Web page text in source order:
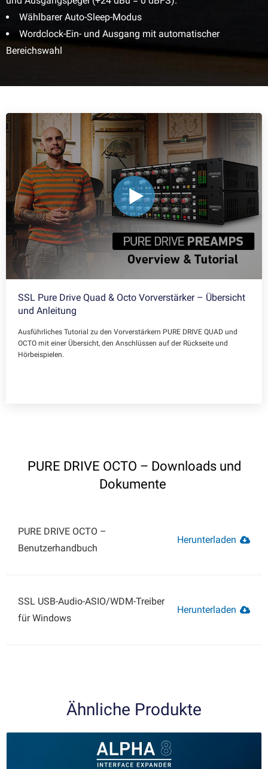
Wählbarer Auto-Sleep-Modus
Wordclock-Ein- und Ausgang mit automatischer
Bereichswahl
SSL Pure Drive Quad & Octo Vorverstärker – Übersicht
und Anleitung
Ausführliches Tutorial zu den Vorverstärkern PURE DRIVE QUAD und
OCTO mit einer Übersicht, den Anschlüssen auf der Rückseite und
Hörbeispielen.
PURE DRIVE OCTO – Downloads und
Dokumente
PURE DRIVE OCTO –
Benutzerhandbuch
Herunterladen
SSL USB-Audio-ASIO/WDM-Treiber
für Windows
Herunterladen
Ähnliche Produkte